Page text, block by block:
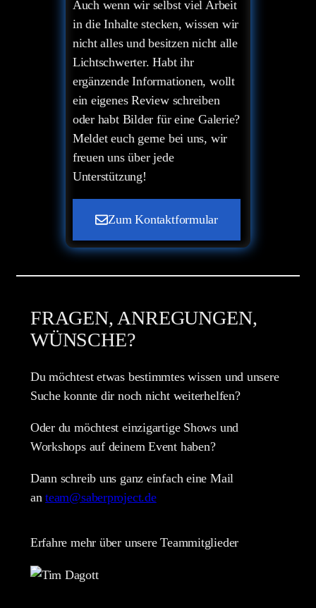
Auch wenn wir selbst viel Arbeit
in die Inhalte stecken, wissen wir
nicht alles und besitzen nicht alle
Lichtschwerter. Habt ihr
ergänzende Informationen, wollt
ein eigenes Review schreiben
oder habt Bilder für eine Galerie?
Meldet euch gerne bei uns, wir
freuen uns über jede
Unterstützung!
Zum Kontaktformular
FRAGEN, ANREGUNGEN,
WÜNSCHE?
Du möchtest etwas bestimmtes wissen und unsere
Suche konnte dir noch nicht weiterhelfen?
Oder du möchtest einzigartige Shows und
Workshops auf deinem Event haben?
Dann schreib uns ganz einfach eine Mail
anteam@saberproject.de
Erfahre mehr über unsere Teammitglieder